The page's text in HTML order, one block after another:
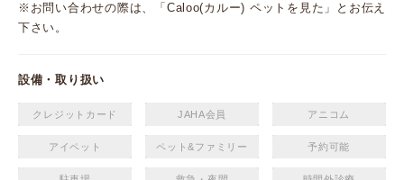
※お問い合わせの際は、「Caloo(カルー) ペットを見た」とお伝え
下さい。
設備・取り扱い
クレジットカード JAHA会員 アニコム
アイペット ペット&ファミリー 予約可能